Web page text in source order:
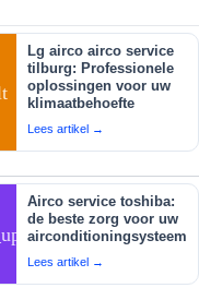
Lg airco airco service
tilburg: Professionele
oplossingen voor uw
klimaatbehoefte
Lees artikel →
Airco service toshiba:
de beste zorg voor uw
airconditioningsysteem
Lees artikel →